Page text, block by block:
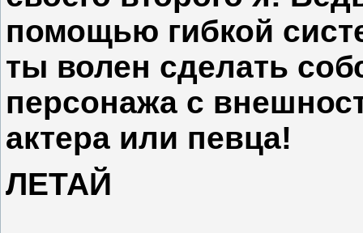
помощью гибкой
ты волен сделать
персонажа с
актера или певца!
ЛЕТАЙ